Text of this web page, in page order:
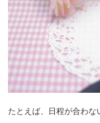
たとえば、日程が合わな